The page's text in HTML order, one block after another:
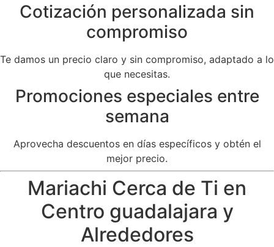
Cotización personalizada sin
compromiso
Te damos un precio claro y sin compromiso, adaptado a lo
que necesitas.
Promociones especiales entre
semana
Aprovecha descuentos en días específicos y obtén el
mejor precio.
Mariachi Cerca de Ti en
Centro guadalajara y
Alrededores